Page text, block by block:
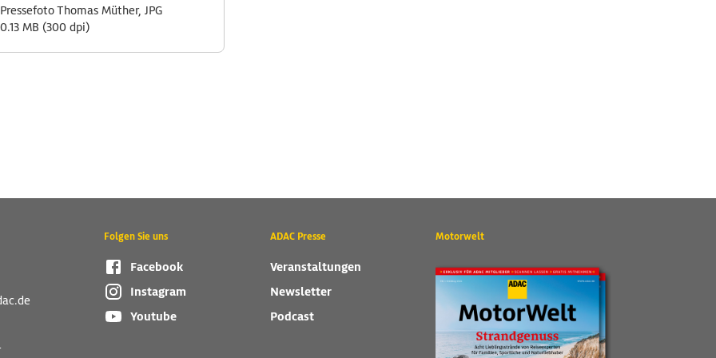
Pressefoto Thomas Müther, JPG
0.13 MB (300 dpi)
Folgen Sie uns
Facebook
Instagram
Youtube
ADAC Presse
Veranstaltungen
Newsletter
Podcast
Motorwelt